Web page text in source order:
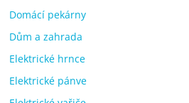
Domácí pekárny
Dům a zahrada
Elektrické hrnce
Elektrické pánve